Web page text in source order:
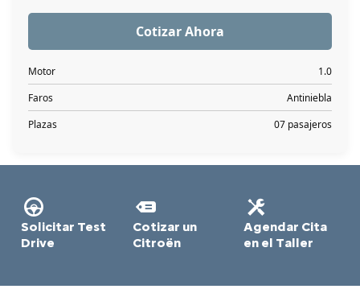
Solicitar Test
Drive
Cotizar un
Citroën
Agendar Cita
en el Taller